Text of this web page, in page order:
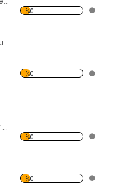
%0
Kırmızı Araba Desen Duvar Panosu
%0
Meyveler Desen Duvar Panosu
%0
3 Afrika Yerlisi Forex Tablo
%0